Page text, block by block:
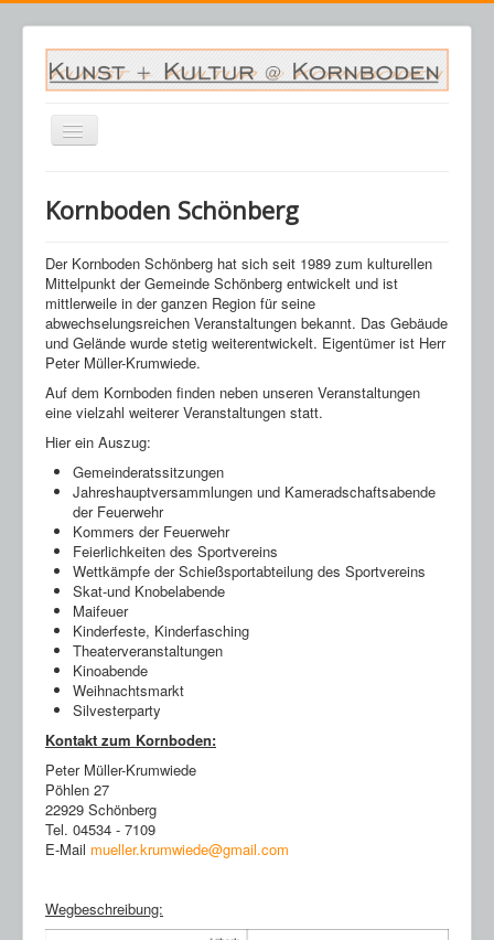
Navigation
an/aus
Veranstaltungen
Archiv
Saalplan
Kornboden
Kontakt
Warenkorb
Kornboden Schönberg
Der Kornboden Schönberg hat sich seit 1989 zum kulturellen
Mittelpunkt der Gemeinde Schönberg entwickelt und ist
mittlerweile in der ganzen Region für seine
abwechselungsreichen Veranstaltungen bekannt. Das Gebäude
und Gelände wurde stetig weiterentwickelt. Eigentümer ist Herr
Peter Müller-Krumwiede.
Auf dem Kornboden finden neben unseren Veranstaltungen
eine vielzahl weiterer Veranstaltungen statt.
Hier ein Auszug:
Gemeinderatssitzungen
Jahreshauptversammlungen und Kameradschaftsabende
der Feuerwehr
Kommers der Feuerwehr
Feierlichkeiten des Sportvereins
Wettkämpfe der Schießsportabteilung des Sportvereins
Skat-und Knobelabende
Maifeuer
Kinderfeste, Kinderfasching
Theaterveranstaltungen
Kinoabende
Weihnachtsmarkt
Silvesterparty
Kontakt zum Kornboden:
Peter Müller-Krumwiede
Pöhlen 27
22929 Schönberg
Tel. 04534 - 7109
E-Mail mueller.krumwiede@gmail.com
Wegbeschreibung: